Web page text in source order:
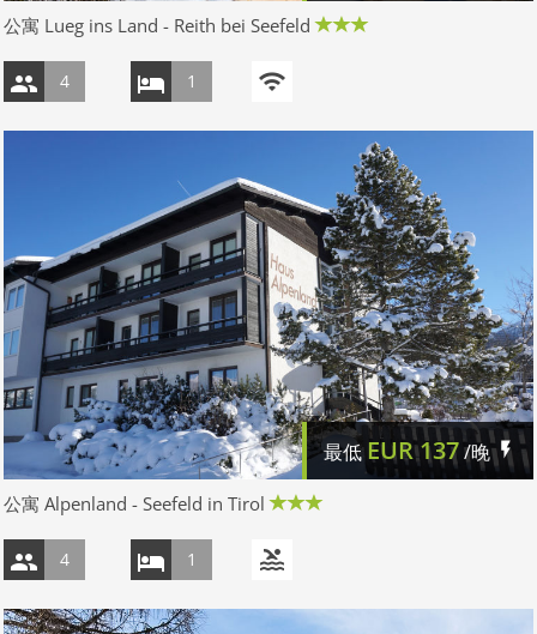
公寓 Lueg ins Land - Reith bei Seefeld
4 1
最低EUR 137/晚
公寓 Alpenland - Seefeld in Tirol
4 1